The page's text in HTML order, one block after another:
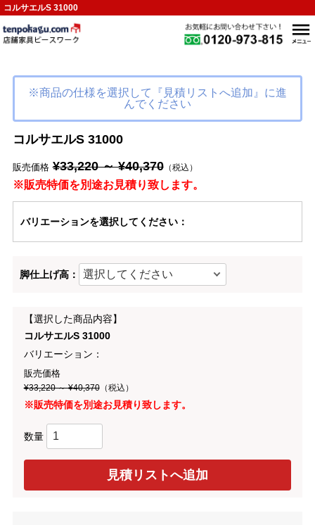
コルサエルS 31000
※商品の仕様を選択して『見積リストへ追加』に進
んでください
コルサエルS 31000
販売価格 ¥33,220 ～ ¥40,370（税込）
※販売特価を別途お見積り致します。
バリエーションを選択してください：
脚仕上げ高：
【選択した商品内容】
コルサエルS 31000
バリエーション：
販売価格
¥33,220 ～ ¥40,370（税込）
※販売特価を別途お見積り致します。
数量